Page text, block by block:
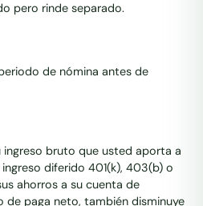
pero rinde separado.
de nómina antes de
ingreso bruto que usted aporta a
diferido 401(k), 403(b) o
ahorros a su cuenta de
de paga neto, también disminuye